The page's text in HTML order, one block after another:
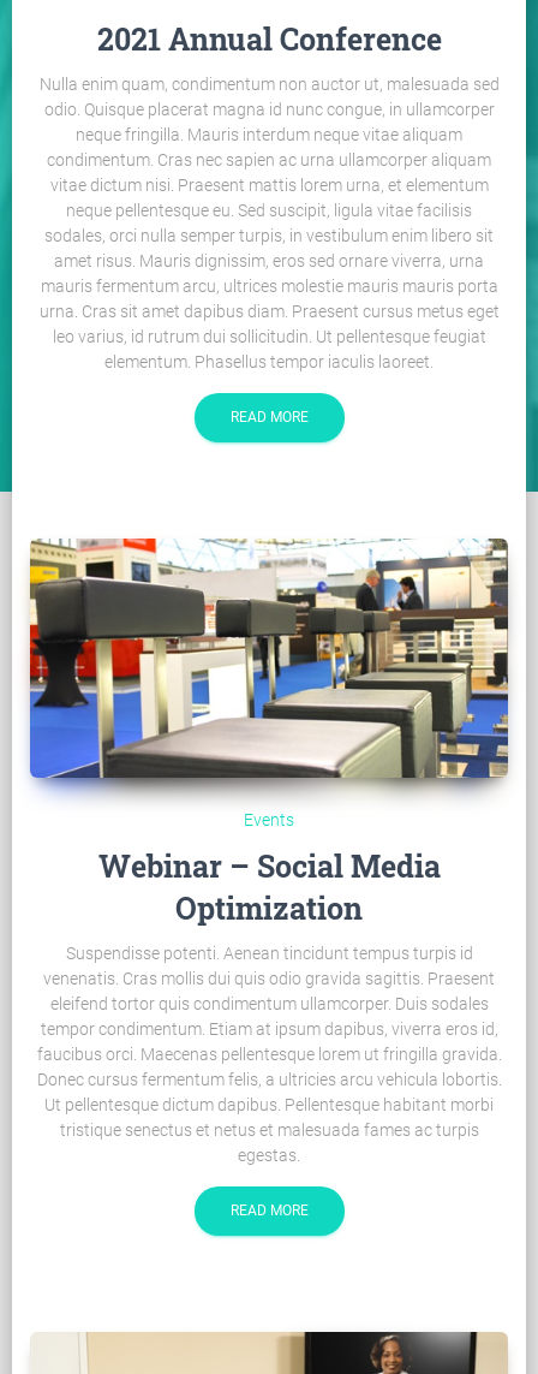
2021 Annual Conference
Nulla enim quam, condimentum non auctor ut, malesuada sed
odio. Quisque placerat magna id nunc congue, in ullamcorper
neque fringilla. Mauris interdum neque vitae aliquam
condimentum. Cras nec sapien ac urna ullamcorper aliquam
vitae dictum nisi. Praesent mattis lorem urna, et elementum
neque pellentesque eu. Sed suscipit, ligula vitae facilisis
sodales, orci nulla semper turpis, in vestibulum enim libero sit
amet risus. Mauris dignissim, eros sed ornare viverra, urna
mauris fermentum arcu, ultrices molestie mauris mauris porta
urna. Cras sit amet dapibus diam. Praesent cursus metus eget
leo varius, id rutrum dui sollicitudin. Ut pellentesque feugiat
elementum. Phasellus tempor iaculis laoreet.
READ MORE
Events
Webinar – Social Media
Optimization
Suspendisse potenti. Aenean tincidunt tempus turpis id
venenatis. Cras mollis dui quis odio gravida sagittis. Praesent
eleifend tortor quis condimentum ullamcorper. Duis sodales
tempor condimentum. Etiam at ipsum dapibus, viverra eros id,
faucibus orci. Maecenas pellentesque lorem ut fringilla gravida.
Donec cursus fermentum felis, a ultricies arcu vehicula lobortis.
Ut pellentesque dictum dapibus. Pellentesque habitant morbi
tristique senectus et netus et malesuada fames ac turpis
egestas.
READ MORE